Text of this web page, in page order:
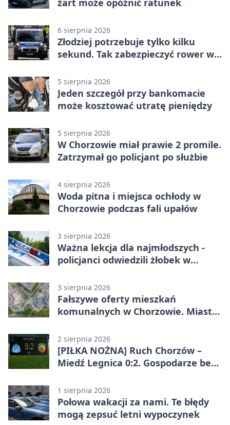
żart może opóźnić ratunek
6 sierpnia 2026
Złodziej potrzebuje tylko kilku
sekund. Tak zabezpieczyć rower w
5 sierpnia 2026
Jeden szczegół przy bankomacie
może kosztować utratę pieniędzy
5 sierpnia 2026
W Chorzowie miał prawie 2 promile.
Zatrzymał go policjant po służbie
4 sierpnia 2026
Woda pitna i miejsca ochłody w
Chorzowie podczas fali upałów
3 sierpnia 2026
Ważna lekcja dla najmłodszych -
policjanci odwiedzili żłobek w
3 sierpnia 2026
Fałszywe oferty mieszkań
komunalnych w Chorzowie. Miasto
2 sierpnia 2026
[PIŁKA NOŻNA] Ruch Chorzów –
Miedź Legnica 0:2. Gospodarze bez
1 sierpnia 2026
Połowa wakacji za nami. Te błędy
mogą zepsuć letni wypoczynek